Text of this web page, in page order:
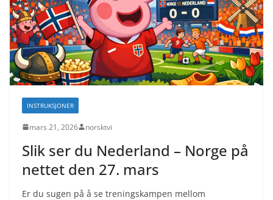
INSTRUKSJONER
mars 21, 2026 norsktvi
Slik ser du Nederland – Norge på
nettet den 27. mars
Er du sugen på å se treningskampen mellom